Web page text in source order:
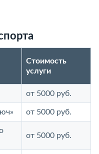
Стоимость
услуги
от 5000 руб.
от 5000 руб.
от 5000 руб.